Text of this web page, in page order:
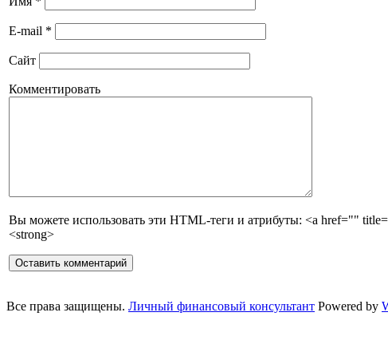
E-mail *
Сайт
Комментировать
Вы можете использовать эти HTML-теги и атрибуты: <a href=""
<strong>
Все права защищены. Личный финансовый консультант Powered by